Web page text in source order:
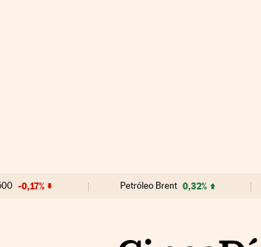
-0,17% Petróleo Brent 0,32%